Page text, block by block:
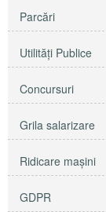
Parcări
Utilităţi Publice
Concursuri
Grila salarizare
Ridicare maşini
GDPR